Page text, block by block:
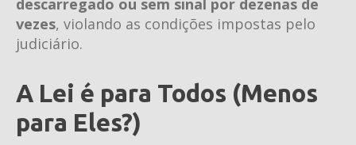
descarregado ou sem sinal por dezenas de
vezes, violando as condições impostas pelo
judiciário.
A Lei é para Todos (Menos
para Eles?)